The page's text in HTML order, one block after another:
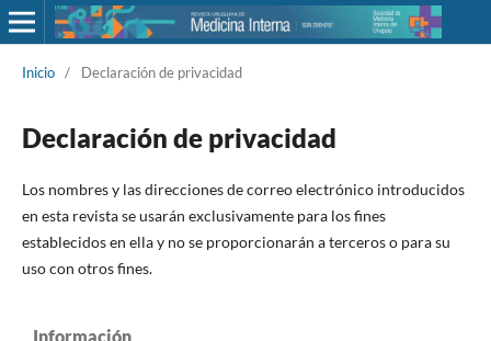
Inicio / Declaración de privacidad
Declaración de privacidad
Los nombres y las direcciones de correo electrónico introducidos
en esta revista se usarán exclusivamente para los fines
establecidos en ella y no se proporcionarán a terceros o para su
uso con otros fines.
Información